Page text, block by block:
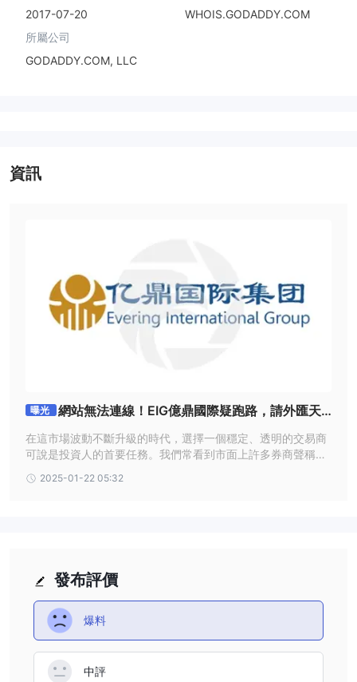
2017-07-20
WHOIS.GODADDY.COM
所屬公司
GODADDY.COM, LLC
資訊
曝光
網站無法連線！EIG億鼎國際疑跑路，請外匯天
眼用戶提高警覺
在這市場波動不斷升級的時代，選擇一個穩定、透明的交易商
可說是投資人的首要任務。我們常看到市面上許多券商聲稱能
戶來信諮詢EIG億鼎國際集團，並且發現該平台存在極大的投
2025-01-22 05:32
發布評價
爆料
中評